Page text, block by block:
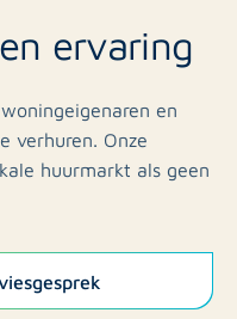
ervaring
en
verhuren. Onze
huurmarkt als geen